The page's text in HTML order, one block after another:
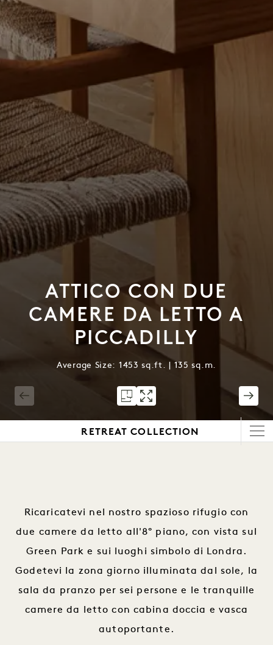
ATTICO CON DUE
CAMERE DA LETTO A
PICCADILLY
Average Size: 1453 sq.ft. | 135 sq.m.
RETREAT COLLECTION
Ricaricatevi nel nostro spazioso rifugio con
due camere da letto all'8° piano, con vista sul
Green Park e sui luoghi simbolo di Londra.
Godetevi la zona giorno illuminata dal sole, la
sala da pranzo per sei persone e le tranquille
camere da letto con cabina doccia e vasca
autoportante.